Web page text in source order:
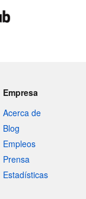
Empresa
Acerca de
Blog
Empleos
Prensa
Estadísticas